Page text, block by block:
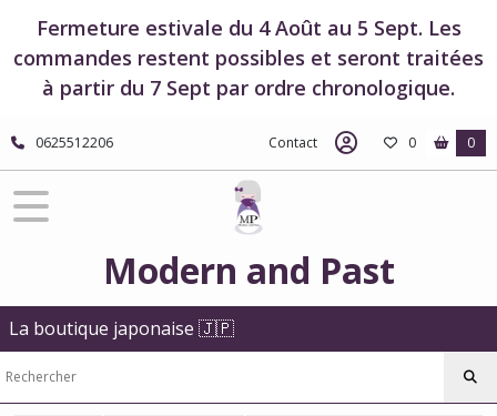
Fermeture estivale du 4 Août au 5 Sept. Les
commandes restent possibles et seront traitées
à partir du 7 Sept par ordre chronologique.
0625512206 Contact 0 0
Modern and Past
La boutique japonaise 🇯🇵